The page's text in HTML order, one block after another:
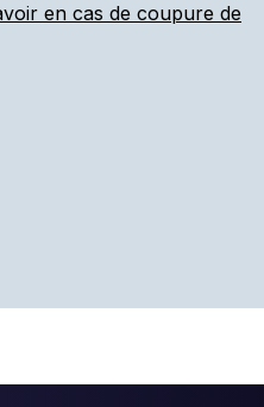
en cas de coupure de